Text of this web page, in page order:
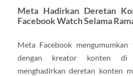
Meta Hadirkan Deretan
Facebook Watch Selama
Meta Facebook
dengan kreator konten di
menghadirkan deretan konten